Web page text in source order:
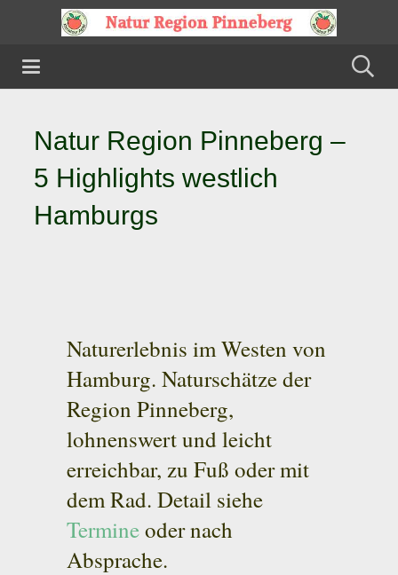
Natur Region Pinneberg –
5 Highlights westlich
Hamburgs
Naturerlebnis im Westen von
Hamburg. Naturschätze der
Region Pinneberg,
lohnenswert und leicht
erreichbar, zu Fuß oder mit
dem Rad. Detail siehe
Termineoder nach
Absprache.